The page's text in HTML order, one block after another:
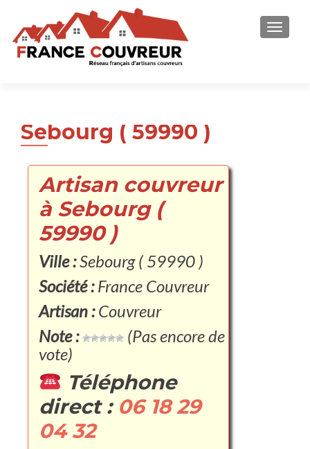
Sebourg ( 59990 )
Artisan couvreur
à Sebourg (
59990 )
Ville :Sebourg ( 59990 )
Société :France Couvreur
Artisan :Couvreur
Note :
(Pas encore de
vote)
Téléphone
direct : 06 18 29
04 32